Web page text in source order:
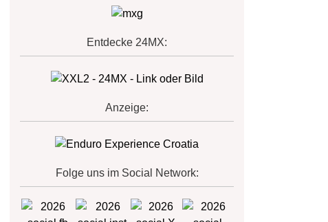
Entdecke 24MX:
Anzeige:
Folge uns im Social Network: